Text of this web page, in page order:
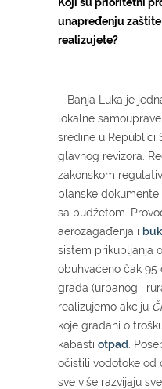
unapređenju
realizujete?
– Banja Luka je
lokalne
sredine u Republici
glavnog revizora.
zakonskom
planske
sa budžetom.
aerozagađenja i
sistem prikupljanja
obuhvaćeno čak
grada (urbanog i
realizujemo akciju
koje građani o
kabasti otpad .
očistili vodotoke od
sve više razvijaju